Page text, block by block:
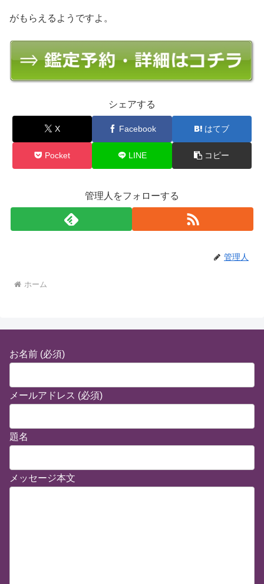
がもらえるようですよ。
シェアする
X Facebook はてブ
Pocket LINE コピー
管理人をフォローする
管理人
ホーム
お名前 (必須)
メールアドレス (必須)
題名
メッセージ本文